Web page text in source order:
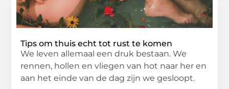
Tips om thuis echt tot rust te komen
We leven allemaal een druk bestaan. We
rennen, hollen en vliegen van hot naar her en
aan het einde van de dag zijn we gesloopt.